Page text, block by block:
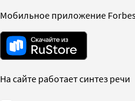
Мобильное приложение
На сайте работает синтез речи